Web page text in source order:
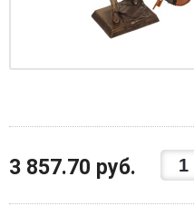
3 857.70 руб.